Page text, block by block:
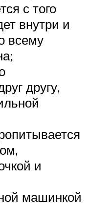
с того
внутри и
всему
другу,
и
машинкой